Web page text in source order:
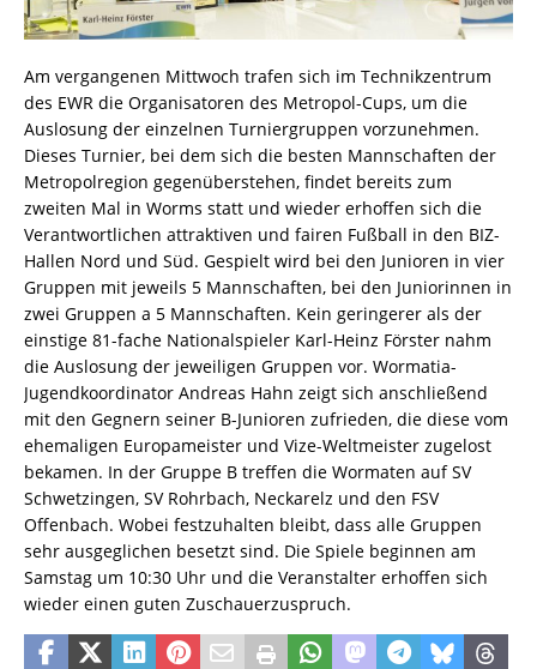
Am vergangenen Mittwoch trafen sich im Technikzentrum
des EWR die Organisatoren des Metropol-Cups, um die
Auslosung der einzelnen Turniergruppen vorzunehmen.
Dieses Turnier, bei dem sich die besten Mannschaften der
Metropolregion gegenüberstehen, findet bereits zum
zweiten Mal in Worms statt und wieder erhoffen sich die
Verantwortlichen attraktiven und fairen Fußball in den BIZ-
Hallen Nord und Süd. Gespielt wird bei den Junioren in vier
Gruppen mit jeweils 5 Mannschaften, bei den Juniorinnen in
zwei Gruppen a 5 Mannschaften. Kein geringerer als der
einstige 81-fache Nationalspieler Karl-Heinz Förster nahm
die Auslosung der jeweiligen Gruppen vor. Wormatia-
Jugendkoordinator Andreas Hahn zeigt sich anschließend
mit den Gegnern seiner B-Junioren zufrieden, die diese vom
ehemaligen Europameister und Vize-Weltmeister zugelost
bekamen. In der Gruppe B treffen die Wormaten auf SV
Schwetzingen, SV Rohrbach, Neckarelz und den FSV
Offenbach. Wobei festzuhalten bleibt, dass alle Gruppen
sehr ausgeglichen besetzt sind. Die Spiele beginnen am
Samstag um 10:30 Uhr und die Veranstalter erhoffen sich
wieder einen guten Zuschauerzuspruch.